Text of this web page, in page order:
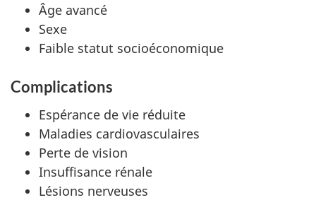
Âge avancé
Sexe
Faible statut socioéconomique
Complications
Espérance de vie réduite
Maladies cardiovasculaires
Perte de vision
Insuffisance rénale
Lésions nerveuses